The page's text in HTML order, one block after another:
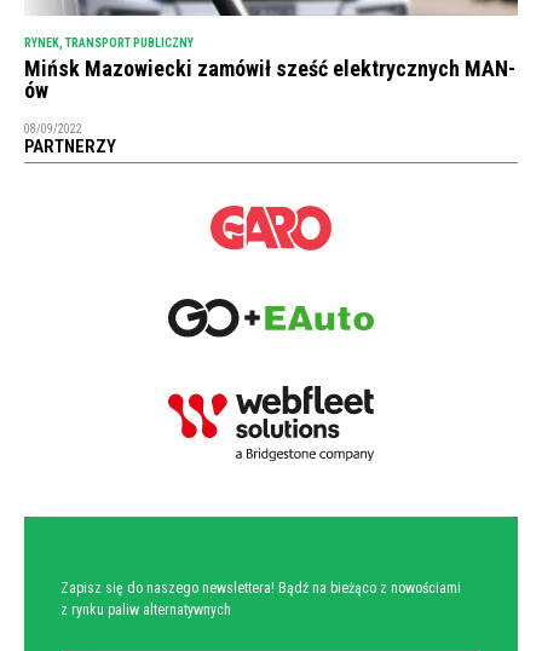
RYNEK TRANSPORT PUBLICZNY
Mińsk Mazowiecki zamówił sześć elektrycznych MAN-
ów
08/09/2022
PARTNERZY
Zapisz się do naszego newslettera! Bądź na bieżąco z nowościami
z rynku paliw alternatywnych